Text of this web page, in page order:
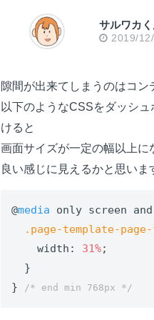
サルワカ
2019/
隙間が出来てしまうのはコン
以下のようなCSSをダッシ
けると
画面サイズが一定の幅以上に
良い感じに見えるかと思いま
@media only screen
.page-template-
width : 31%;
  }
}
/* end min 768px */